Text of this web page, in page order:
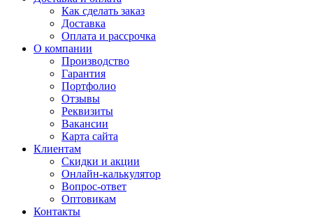
Как сделать заказ
Доставка
Оплата и рассрочка
О компании
Производство
Гарантия
Портфолио
Отзывы
Реквизиты
Вакансии
Карта сайта
Клиентам
Скидки и акции
Онлайн-калькулятор
Вопрос-ответ
Оптовикам
Контакты